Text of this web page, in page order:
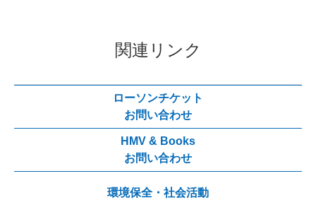
関連リンク
ローソンチケット
お問い合わせ
HMV & Books
お問い合わせ
環境保全・社会活動